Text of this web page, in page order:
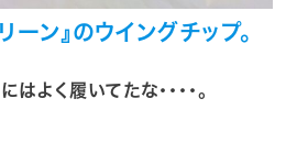
ーン』のウイングチップ。
よく履いてたな・・・・。